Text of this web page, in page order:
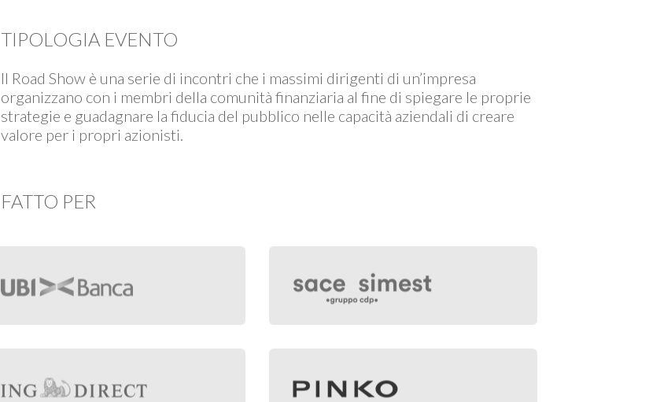
TIPOLOGIA EVENTO
Il Road Show è una serie di incontri che i massimi dirigenti di un’impresa
organizzano con i membri della comunità finanziaria al fine di spiegare le proprie
strategie e guadagnare la fiducia del pubblico nelle capacità aziendali di creare
valore per i propri azionisti.
FATTO PER